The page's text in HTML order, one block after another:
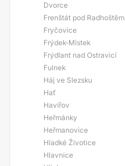
Dvorce
Frenštát pod Radhoštěm
Fryčovice
Frýdek-Místek
Frýdlant nad Ostravicí
Fulnek
Háj ve Slezsku
Hať
Havířov
Heřmánky
Heřmanovice
Hladké Životice
Hlavnice